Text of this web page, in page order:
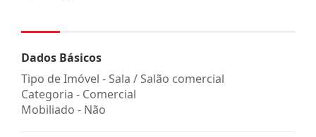
Dados Básicos
Tipo de Imóvel - Sala / Salão comercial
Categoria - Comercial
Mobiliado - Não